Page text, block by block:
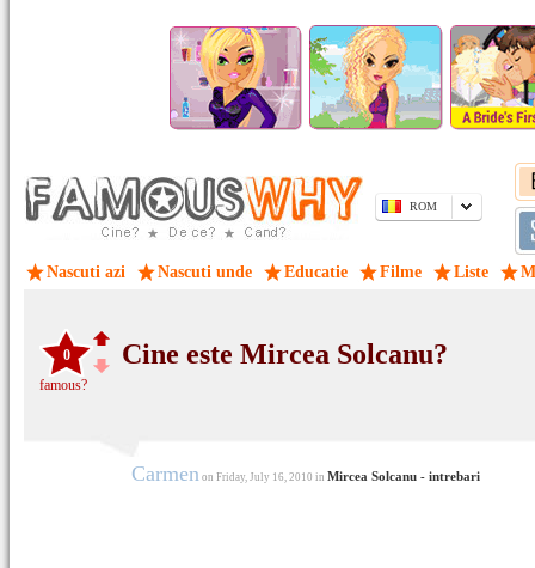
ROM
Nascuti azi Nascuti unde Educatie Filme Liste
0
famous?
Cine este Mircea Solcanu?
Carmen on Friday, July 16, 2010 in Mircea Solcanu - intrebari